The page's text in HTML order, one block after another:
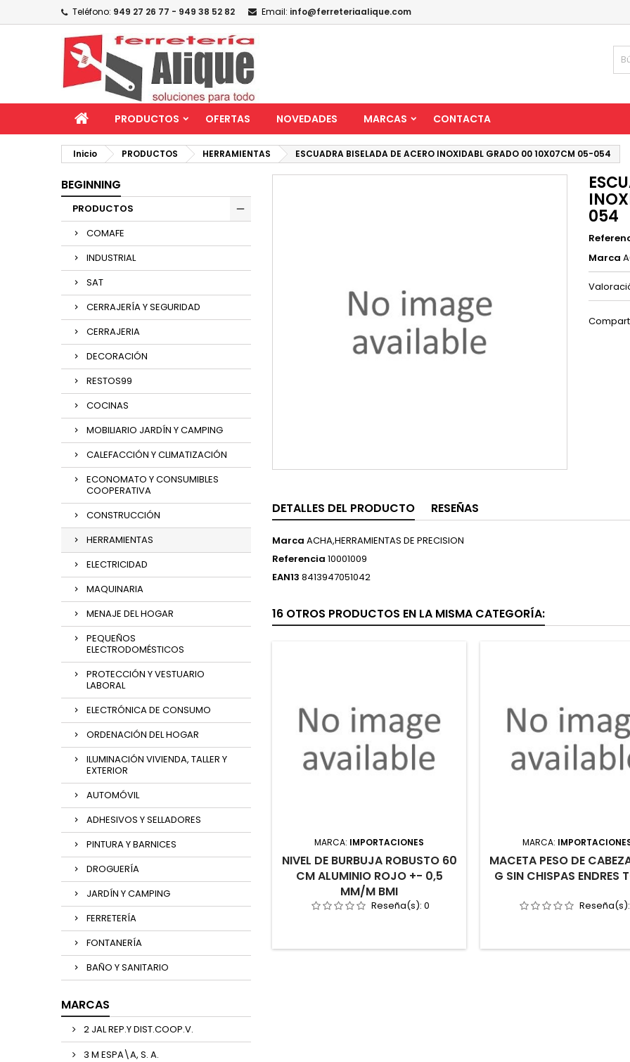
Teléfono: 949 27 26 77 - 949 38 52 82 Email: info@ferreteriaalique.com
PRODUCTOS OFERTAS NOVEDADES MARCAS CONTACTA
Inicio PRODUCTOS HERRAMIENTAS ESCUADRA BISELADA DE ACERO INOXIDABL GRADO 00 10X07CM 05-054
BEGINNING
PRODUCTOS
COMAFE
INDUSTRIAL
SAT
CERRAJERÍA Y SEGURIDAD
CERRAJERIA
DECORACIÓN
RESTOS99
COCINAS
MOBILIARIO JARDÍN Y CAMPING
CALEFACCIÓN Y CLIMATIZACIÓN
ECONOMATO Y CONSUMIBLES
COOPERATIVA
CONSTRUCCIÓN
HERRAMIENTAS
ELECTRICIDAD
MAQUINARIA
MENAJE DEL HOGAR
PEQUEÑOS
ELECTRODOMÉSTICOS
PROTECCIÓN Y VESTUARIO
LABORAL
ELECTRÓNICA DE CONSUMO
ORDENACIÓN DEL HOGAR
ILUMINACIÓN VIVIENDA, TALLER Y
EXTERIOR
AUTOMÓVIL
ADHESIVOS Y SELLADORES
PINTURA Y BARNICES
DROGUERÍA
JARDÍN Y CAMPING
FERRETERÍA
FONTANERÍA
BAÑO Y SANITARIO
MARCAS
2 JAL REP.Y DIST.COOP.V.
3 M ESPA\A, S. A.
054
Marca
DETALLES DEL PRODUCTO RESEÑAS
Marca ACHA,HERRAMIENTAS DE PRECISION
Referencia 10001009
EAN13 8413947051042
16 OTROS PRODUCTOS EN LA MISMA CATEGORÍA:
MARCA: IMPORTACIONES
NIVEL DE BURBUJA ROBUSTO 60
CM ALUMINIO ROJO +- 0,5
MM/M BMI
Reseña(s): 0
MARCA:
MACETA PESO DE
G SIN CHISPAS ENDRES
Reseña(s):